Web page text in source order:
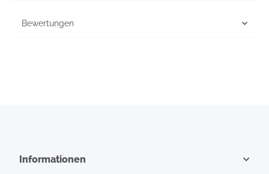
Bewertungen
Informationen